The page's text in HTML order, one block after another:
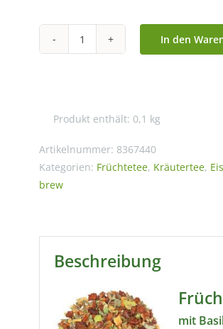
Früchte-
mild
natürlich
-
In den
Produkt enthält: 0,1 kg
Artikelnummer: 8367440
Kategorien: Früchtetee, Kräutertee,
brew
Beschreibung
mit